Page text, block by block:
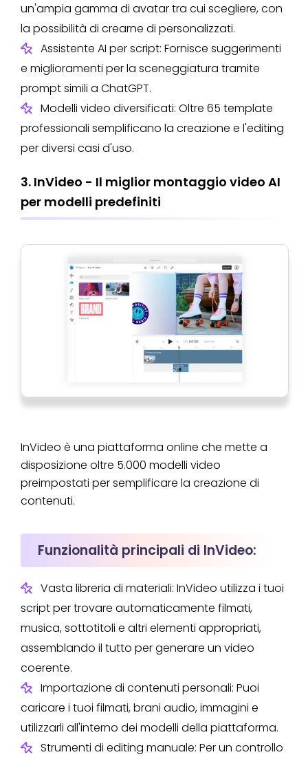
un'ampia gamma di avatar tra cui scegliere, con
la possibilità di crearne di personalizzati.
Assistente AI per script: Fornisce suggerimenti
e miglioramenti per la sceneggiatura tramite
prompt simili a ChatGPT.
Modelli video diversificati: Oltre 65 template
professionali semplificano la creazione e l'editing
per diversi casi d'uso.
3. InVideo - Il miglior montaggio video AI
per modelli predefiniti
InVideo è una piattaforma online che mette a
disposizione oltre 5.000 modelli video
preimpostati per semplificare la creazione di
contenuti.
Funzionalità principali di InVideo:
Vasta libreria di materiali: InVideo utilizza i tuoi
script per trovare automaticamente filmati,
musica, sottotitoli e altri elementi appropriati,
assemblando il tutto per generare un video
coerente.
Importazione di contenuti personali: Puoi
caricare i tuoi filmati, brani audio, immagini e
utilizzarli all'interno dei modelli della piattaforma.
Strumenti di editing manuale: Per un controllo